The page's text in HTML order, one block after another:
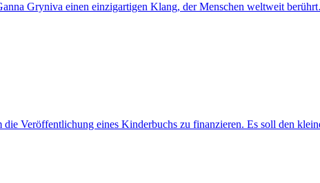
Gryniva einen einzigartigen Klang, der Menschen weltweit
Veröffentlichung eines Kinderbuchs zu finanzieren. Es soll den